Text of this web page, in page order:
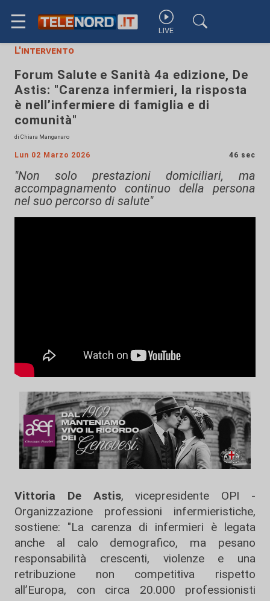
☰ LIVE
L'intervento
Forum Salute e Sanità 4a edizione, De
Astis: "Carenza infermieri, la risposta
è nell’infermiere di famiglia e di
comunità"
di Chiara Manganaro
Lun 02 Marzo 2026 46 sec
"Non solo prestazioni domiciliari, ma
accompagnamento continuo della persona
nel suo percorso di salute"
Vittoria De Astis, vicepresidente OPI -
Organizzazione professioni infermieristiche,
sostiene: "La carenza di infermieri è legata
anche al calo demografico, ma pesano
responsabilità crescenti, violenze e una
retribuzione non competitiva rispetto
all’Europa, con circa 20.000 professionisti